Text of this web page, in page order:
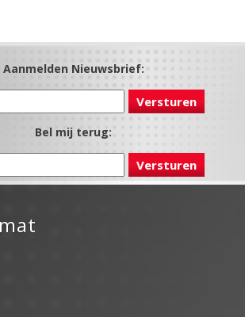
Aanmelden Nieuwsbrief:
Bel mij terug: